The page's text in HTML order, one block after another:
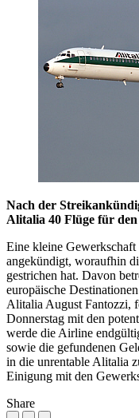
Nach der
Alitalia 40 Flüge für
Eine kleine
angekündigt, woraufhin
gestrichen hat. Davon
europäische
Alitalia August Fantozzi,
Donnerstag mit den
werde die Airline
sowie die gefundenen
in die unrentable Alitalia
Einigung mit den
Share